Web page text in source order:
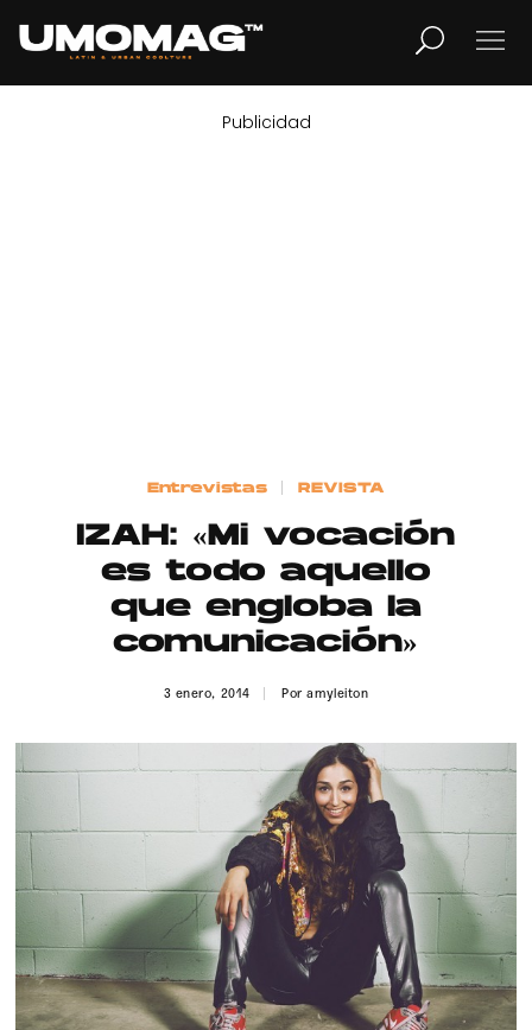
LIFESTYLE
Contacto
Aviso Legal
Publicidad
Entrevistas REVISTA
IZAH: «Mi vocación
es todo aquello
que engloba la
comunicación»
3 enero, 2014 Poramyleiton